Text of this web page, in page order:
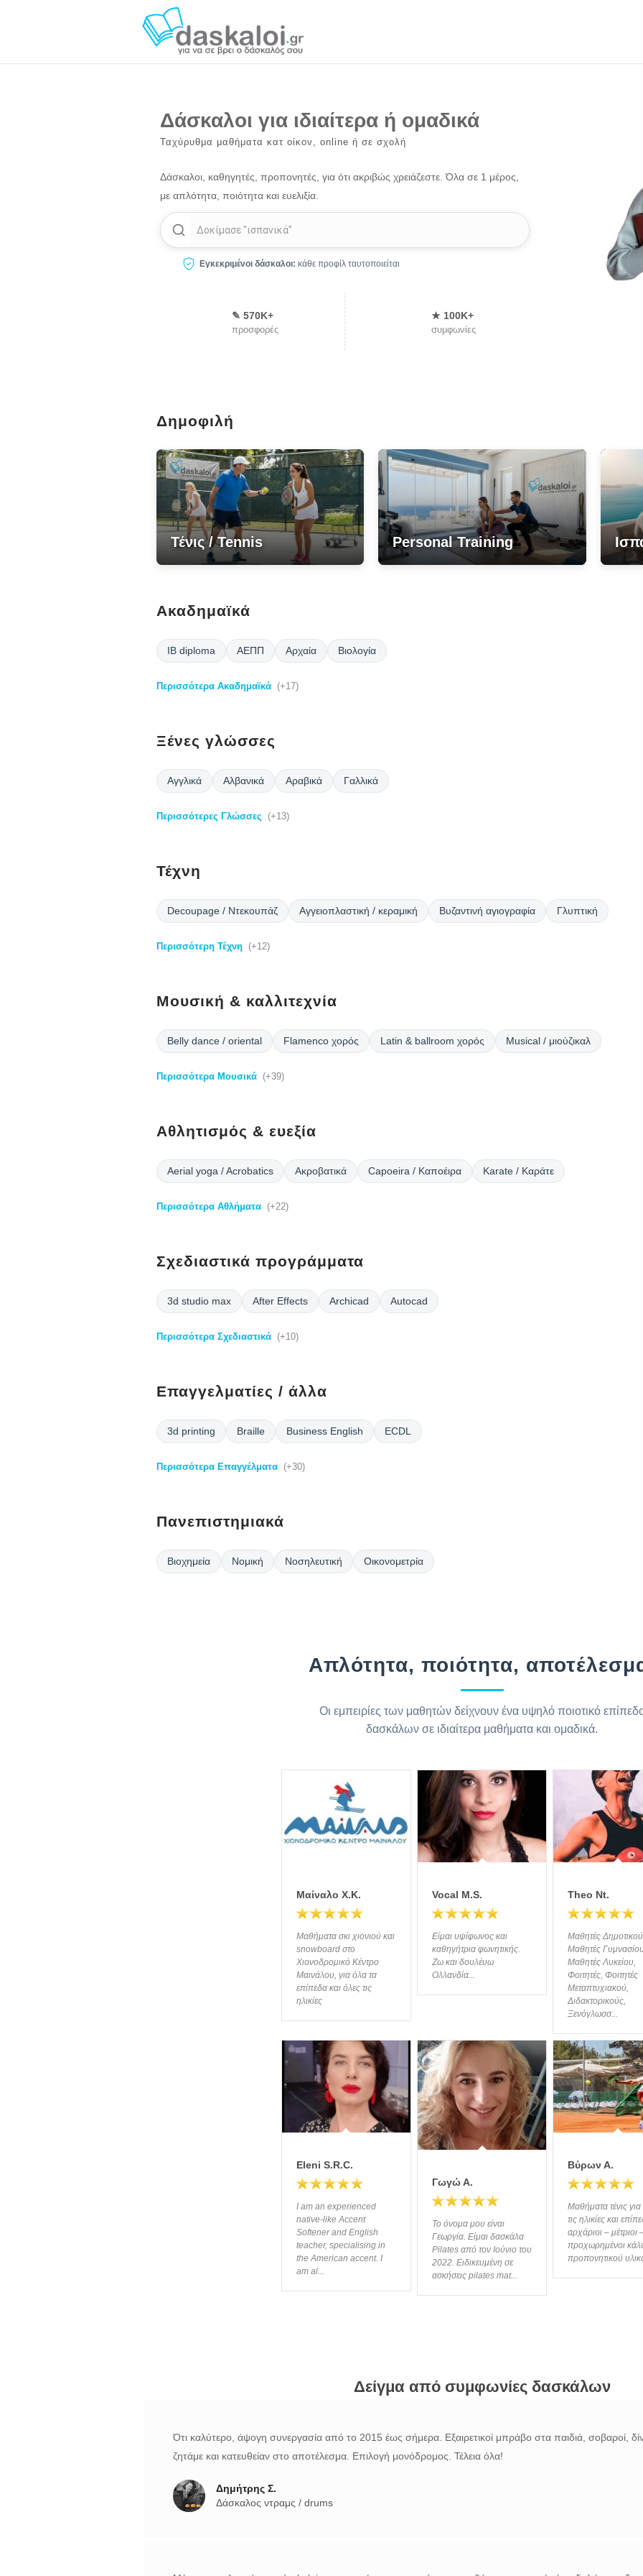
Δάσκαλοι για ιδιαίτερα ή ομαδικά
Ταχύρυθμα μαθήματα κατ οίκον, online ή σε σχολή
Δάσκαλοι, καθηγητές, προπονητές, για ότι ακριβώς χρειάζεστε. Όλα σε 1 μέρος,
με απλότητα, ποιότητα και ευελιξία.
Δοκίμασε "ισπανικά"
Εγκεκριμένοι δάσκαλοι: κάθε προφίλ ταυτοποιείται
✎ 570Κ+
προσφορές
★ 100Κ+
συμφωνίες
Δημοφιλή
Τένις / Tennis Personal Training
Ακαδημαϊκά
IB diploma ΑΕΠΠ Αρχαία Βιολογία
Περισσότερα Ακαδημαϊκά (+17)
Ξένες γλώσσες
Αγγλικά Αλβανικά Αραβικά Γαλλικά
Περισσότερες Γλώσσες (+13)
Τέχνη
Decoupage / Ντεκουπάζ Αγγειοπλαστική / κεραμική Βυζαντινή αγιογραφία Γλυπτική
Περισσότερη Τέχνη (+12)
Μουσική & καλλιτεχνία
Belly dance / oriental Flamenco χορός Latin & ballroom χορός Musical / μιούζικαλ
Περισσότερα Μουσικά (+39)
Αθλητισμός & ευεξία
Aerial yoga / Acrobatics Ακροβατικά Capoeira / Καποέιρα Karate / Καράτε
Περισσότερα Αθλήματα (+22)
Σχεδιαστικά προγράμματα
3d studio max After Effects Archicad Autocad
Περισσότερα Σχεδιαστικά (+10)
Επαγγελματίες / άλλα
3d printing Braille Business English ECDL
Περισσότερα Επαγγέλματα (+30)
Πανεπιστημιακά
Βιοχημεία Νομική Νοσηλευτική Οικονομετρία
Απλότητα, ποιότητα,
Οι εμπειρίες των μαθητών δείχνουν ένα υψηλό ποιοτικό
δασκάλων σε ιδιαίτερα μαθήματα και ομαδικά.
Μαίναλο Χ.Κ.
Μαθήματα σκι χιονιού και
snowboard στο
Χιονοδρομικό Κέντρο
Μαινάλου, για όλα τα
επίπεδα και όλες τις
ηλικίες
Vocal M.S.
Είμαι υψίφωνος και
καθηγήτρια φωνητικής.
Ζω και δουλέυω
Ολλανδία...
Theo Νt.
Μαθητές
Μαθητές
Μαθητές Λυκείου,
Φοιτητές, Φοιτητές
Μεταπτυχιακού,
Διδακτορικούς,
Ξενόγλωσσ...
Eleni S.R.C.
I am an experienced
native-like Αccent
Softener and English
teacher, specialising in
the American accent. I
am al...
Γωγώ Α.
Το όνομα μου είναι
Γεωργία. Είμαι δασκάλα
Pilates από τον Ιούνιο του
2022. Ειδικευμένη σε
ασκήσεις pilates mat...
Βύρων Α.
Μαθήματα τένις για
τις ηλικίες και
αρχάριοι – μέτριοι
προχωρημένοι
προπονητικού
Δείγμα από συμφωνίες δασκάλων
Ότι καλύτερο, άψογη συνεργασία από το 2015 έως σήμερα. Εξαιρετικοί μπράβο στα παιδιά, σοβαροί,
ζητάμε και κατευθείαν στο αποτέλεσμα. Επιλογή μονόδρομος. Τέλεια όλα!
Δημήτρης Σ.
Δάσκαλος ντραμς / drums